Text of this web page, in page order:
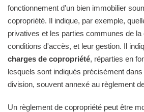
fonctionnement d'un bien immobilier
copropriété. Il indique, par exemple,
privatives et les parties communes de la
conditions d'accès, et leur gestion. Il
charges de copropriété, réparties en
lesquels sont indiqués précisément
division, souvent annexé au règlement
Un règlement de copropriété peut être